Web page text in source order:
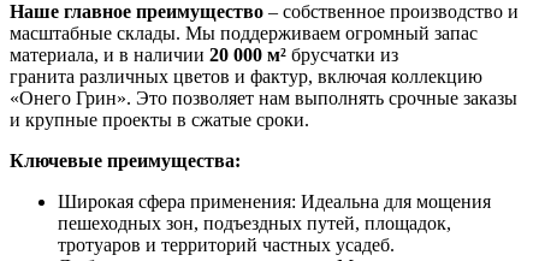
Наше главное преимущество – собственное производство и
масштабные склады. Мы поддерживаем огромный запас
материала, и в наличии 20 000 м² брусчатки из
гранита различных цветов и фактур, включая коллекцию
«Онего Грин». Это позволяет нам выполнять срочные заказы
и крупные проекты в сжатые сроки.
Ключевые преимущества:
Широкая сфера применения: Идеальна для мощения
пешеходных зон, подъездных путей, площадок,
тротуаров и территорий частных усадеб.